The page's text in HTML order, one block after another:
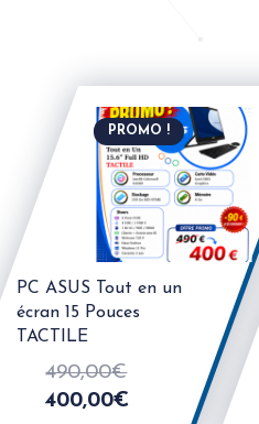
PROMO !
PC ASUS Tout en un
écran 15 Pouces
TACTILE
490,00€
400,00€